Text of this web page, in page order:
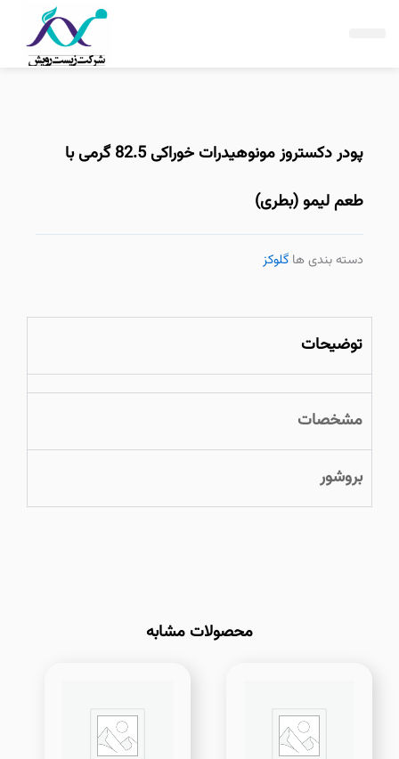
پودر دکستروز مونوهیدرات خوراکی 82.5 گرمی با
طعم لیمو (بطری)
دسته بندی ها گلوکز
توضیحات
مشخصات
بروشور
محصولات مشابه